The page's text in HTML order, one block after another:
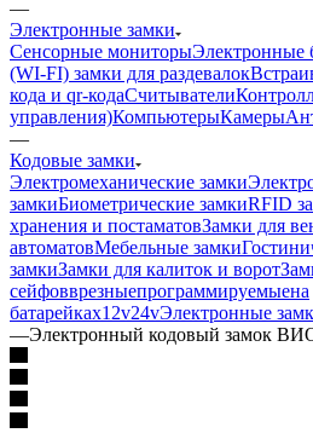
—
Электронные замки
Сенсорные мониторыЭлектронные
(WI-FI) замки для раздевалок
кода и qr-кодаСчитыватели
управления)КомпьютерыКамеры
—
Кодовые замки
Электромеханические замки
замкиБиометрические замкиRFID
хранения и постаматовЗамки для
автоматовМебельные замки
замкиЗамки для калиток и ворот
сейфовврезныепрограммируемыена
батарейках12v24vЭлектронные
—Электронный кодовый замок